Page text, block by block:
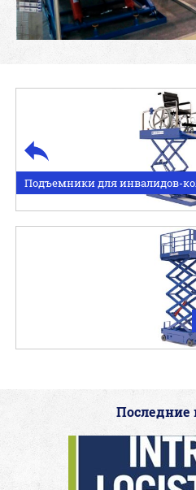
Подъемники для инвалидов-
Последние